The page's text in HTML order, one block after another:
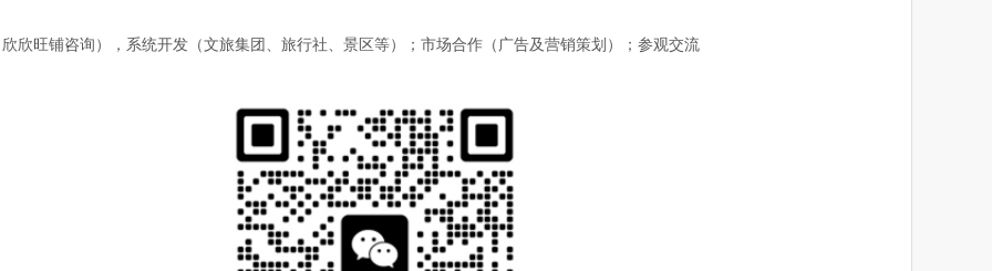
欣旺铺咨询），系统开发（文旅集团、旅行社、景区等）；市场合作（广告及营销策划）；参观交流